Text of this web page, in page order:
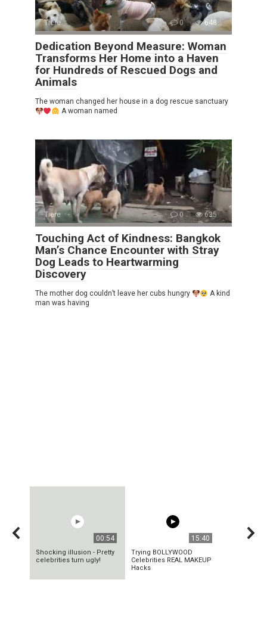
Tiere 0 648
Dedication Beyond Measure: Woman
Transforms Her Home into a Haven
for Hundreds of Rescued Dogs and
Animals
The woman changed her house in a dog rescue sanctuary
A woman named
Tiere 0 635
Touching Act of Kindness: Bangkok
Man’s Chance Encounter with Stray
Dog Leads to Heartwarming
Discovery
The mother dog couldn’t leave her cubs hungry
A kind
man was having
00:54
Shocking illusion - Pretty
celebrities turn ugly!
15:40
Trying BOLLYWOOD
Celebrities REAL MAKEUP
Hacks